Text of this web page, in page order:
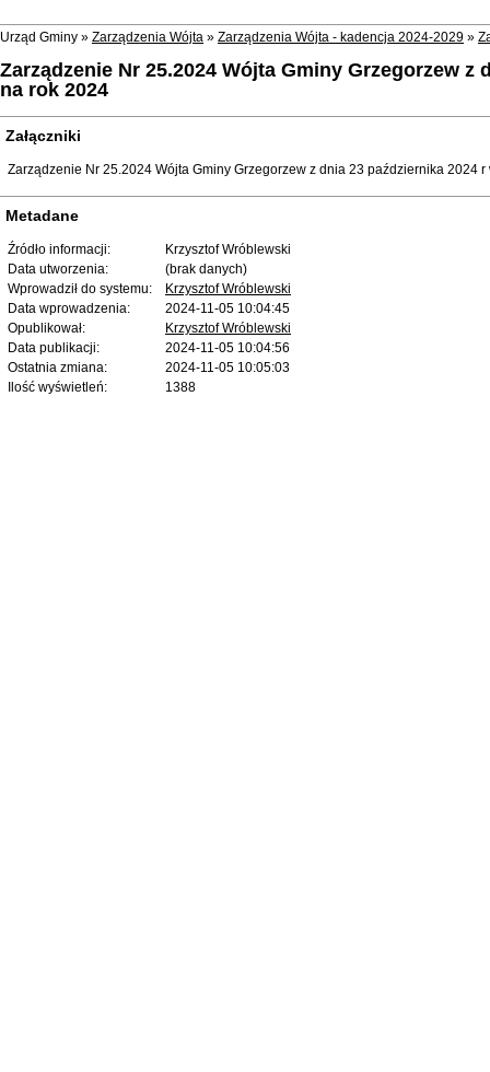
Urząd Gminy » Zarządzenia Wójta » Zarządzenia Wójta - kadencja 2024-2029 »
Zarządzenie Nr 25.2024 Wójta Gminy Grzegorzew
na rok 2024
Załączniki
Zarządzenie Nr 25.2024 Wójta Gminy Grzegorzew z dnia 23 października 2024
Metadane
Źródło informacji:
Krzysztof Wróblewski
Data utworzenia:
(brak danych)
Wprowadził do systemu:
Krzysztof Wróblewski
Data wprowadzenia:
2024-11-05 10:04:45
Opublikował:
Krzysztof Wróblewski
Data publikacji:
2024-11-05 10:04:56
Ostatnia zmiana:
2024-11-05 10:05:03
Ilość wyświetleń:
1388